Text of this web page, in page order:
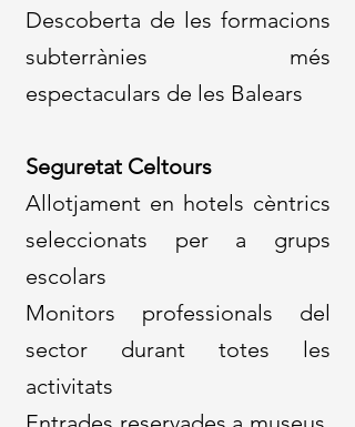
Descoberta de les formacions
subterrànies més
espectaculars de les Balears
Seguretat Celtours
​Allotjament en hotels cèntrics
seleccionats per a grups
escolars
Monitors professionals del
sector durant totes les
activitats